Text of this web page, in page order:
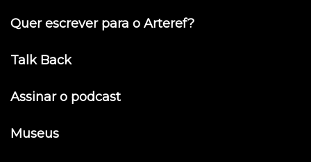
Quer escrever para o Arteref?
Talk Back
Assinar o podcast
Museus